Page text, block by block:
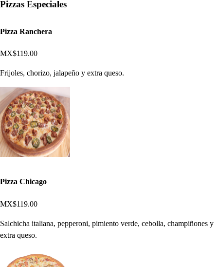
Pizzas Especiales
Pizza Ranchera
MX$119.00
Frijoles, chorizo, jalapeño y extra queso.
Pizza Chicago
MX$119.00
Salchicha italiana, pepperoni, pimiento verde, cebolla, champiñones y
extra queso.